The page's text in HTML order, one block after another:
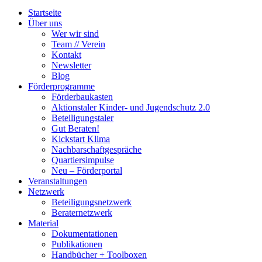
Startseite
Über uns
Wer wir sind
Team // Verein
Kontakt
Newsletter
Blog
Förderprogramme
Förderbaukasten
Aktionstaler Kinder- und Jugendschutz 2.0
Beteiligungstaler
Gut Beraten!
Kickstart Klima
Nachbarschaftgespräche
Quartiersimpulse
Neu – Förderportal
Veranstaltungen
Netzwerk
Beteiligungsnetzwerk
Beraternetzwerk
Material
Dokumentationen
Publikationen
Handbücher + Toolboxen